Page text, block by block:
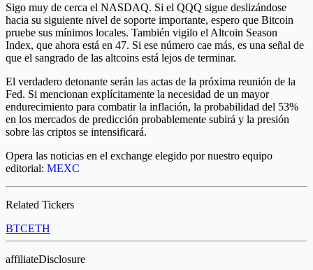
Sigo muy de cerca el NASDAQ. Si el QQQ sigue deslizándose
hacia su siguiente nivel de soporte importante, espero que Bitcoin
pruebe sus mínimos locales. También vigilo el Altcoin Season
Index, que ahora está en 47. Si ese número cae más, es una señal de
que el sangrado de las altcoins está lejos de terminar.
El verdadero detonante serán las actas de la próxima reunión de la
Fed. Si mencionan explícitamente la necesidad de un mayor
endurecimiento para combatir la inflación, la probabilidad del 53%
en los mercados de predicción probablemente subirá y la presión
sobre las criptos se intensificará.
Opera las noticias en el exchange elegido por nuestro equipo
editorial: MEXC
Related Tickers
BTCETH
affiliateDisclosure